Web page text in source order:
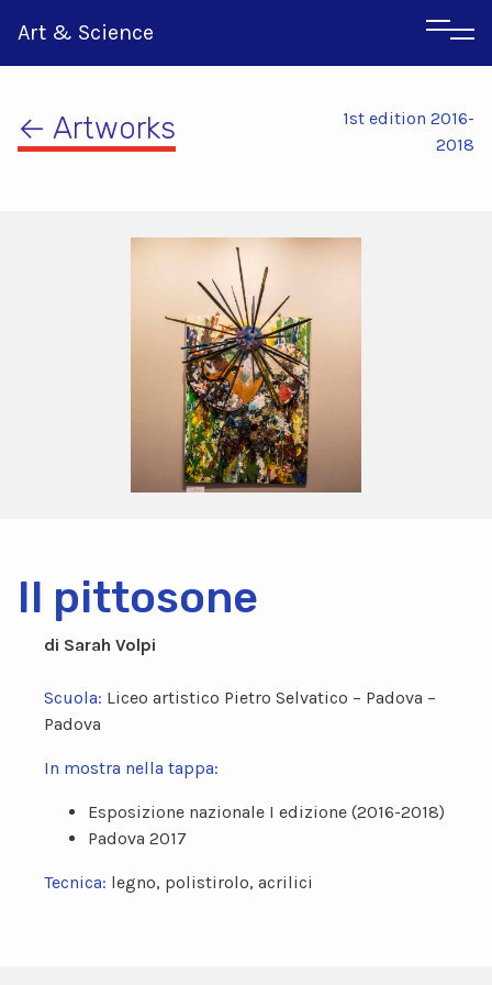
Art & Science
← Artworks
1st edition 2016-
2018
Il pittosone
di Sarah Volpi
Scuola: Liceo artistico Pietro Selvatico – Padova –
Padova
In mostra nella tappa:
Esposizione nazionale I edizione (2016-2018)
Padova 2017
Tecnica: legno, polistirolo, acrilici